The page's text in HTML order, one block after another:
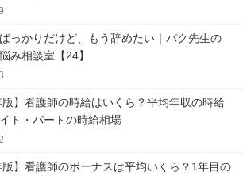
っかりだけど、もう辞めたい｜バク先生の
み相談室【24】
版】看護師の時給はいくら？平均年収の時給
ト・パートの時給相場
版】看護師のボーナスは平均いくら？1年目の